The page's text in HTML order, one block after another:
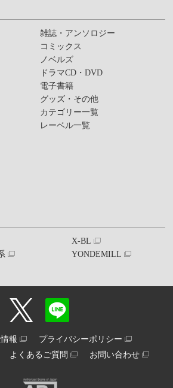
雑誌・アンソロジー
コミックス
ノベルズ
ドラマCD・DVD
電子書籍
グッズ・その他
カテゴリー一覧
レーベル一覧
X-BL
YONDEMILL
報
プライバシーポリシー
よくあるご質問 お問い合わせ